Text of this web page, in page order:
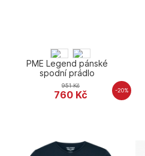
PME Legend pánské
spodní prádlo
PUW2502930
760 Kč
951Kč
-20%